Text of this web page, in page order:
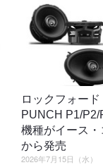
ロックフォー
PUNCH P1/
機種がイース
から発売
2026年7月15日（水）